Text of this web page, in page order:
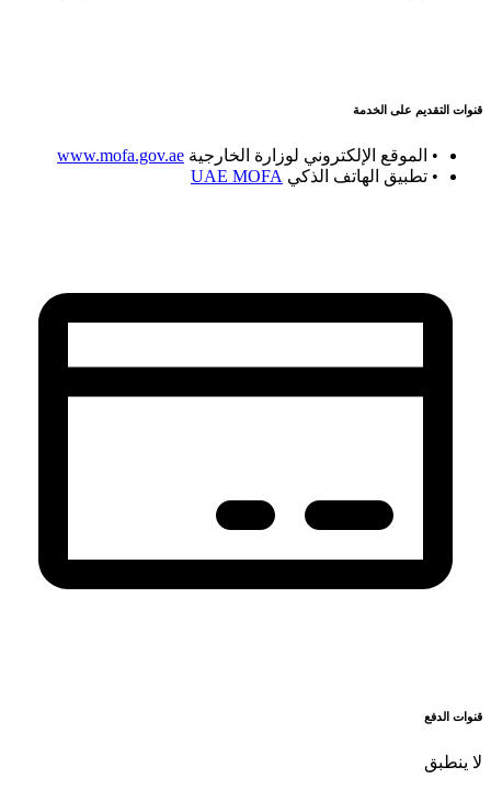
قنوات التقديم على الخدمة
• الموقع الإلكتروني لوزارة الخارجية www.mofa.gov.ae
• تطبيق الهاتف الذكي UAE MOFA
قنوات الدفع
لا ينطبق